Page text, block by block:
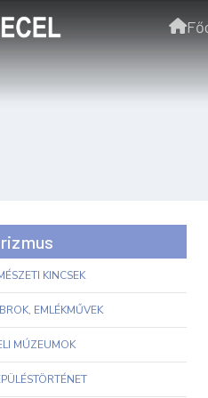
KINCSEK
EMLÉKMŰVEK
MÚZEUMOK